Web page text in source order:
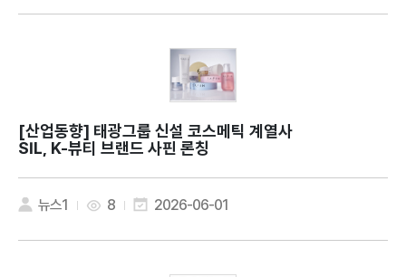
[산업동향]
SIL, K-뷰티 브랜드 사핀 론칭
뉴스1 8 2026-06-01